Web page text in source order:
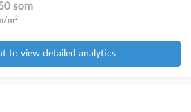
som
m2
to view detailed analytics